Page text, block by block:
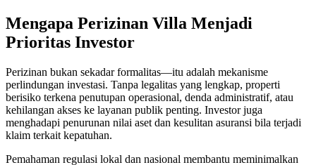
What I Wish Every Visitor Knew Before Coming
Swiss Tourist Breaks Leg After Falling Into
Two Indians Arrested With Over 10kg of
Mengapa Perizinan Villa Menjadi
Prioritas Investor
Perizinan bukan sekadar formalitas—itu adalah mekanisme
perlindungan investasi. Tanpa legalitas yang lengkap, properti
berisiko terkena penutupan operasional, denda administratif, atau
kehilangan akses ke layanan publik penting. Investor juga
menghadapi penurunan nilai aset dan kesulitan asuransi bila terjadi
klaim terkait kepatuhan.
Pemahaman regulasi lokal dan nasional membantu meminimalkan